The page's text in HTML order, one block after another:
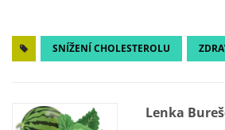
SNÍŽENÍ CHOLESTEROLU
Lenka